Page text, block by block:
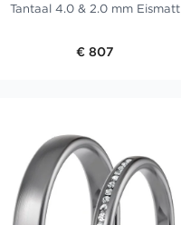
Tantaal 4.0 & 2.0 mm Eismatt
€ 807